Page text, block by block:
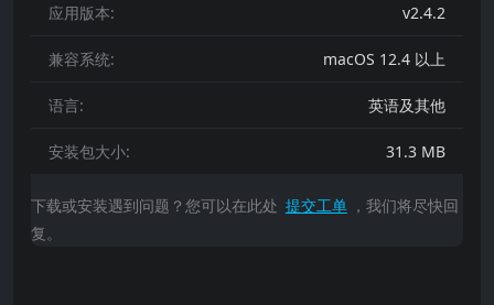
应用版本: v2.4.2
兼容系统: macOS 12.4 以上
语言: 英语及其他
安装包大小: 31.3 MB
下载或安装遇到问题？您可以在此处 提交工单 ，我们将尽快回
复。